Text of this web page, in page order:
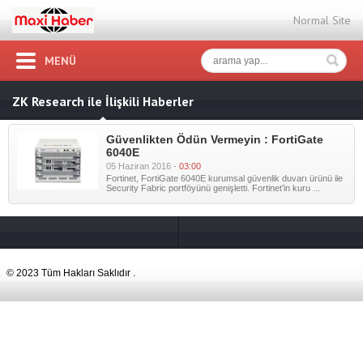
Normal Site
MENÜ
ZK Research ile İlişkili Haberler
Güvenlikten Ödün Vermeyin : FortiGate
6040E
05 Haziran 2016 - 03:00
Fortinet, FortiGate 6040E kurumsal güvenlik duvarı ürünü ile
Security Fabric portföyünü genişletti. Fortinet’in kuru ...
© 2023 Tüm Hakları Saklıdır .